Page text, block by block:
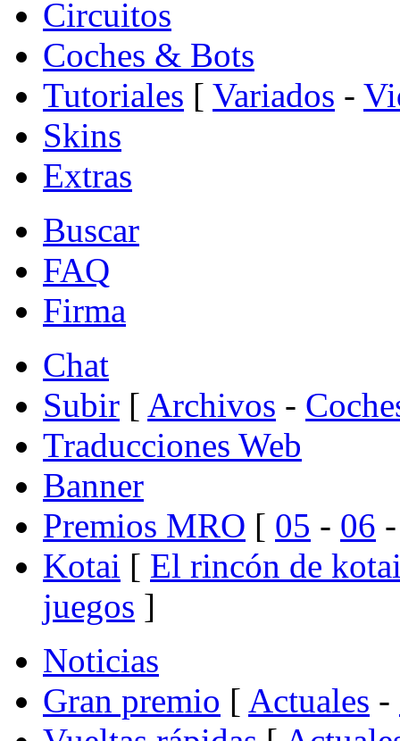
Circuitos
Coches & Bots
Tutoriales [ Variados -
Skins
Extras
Buscar
FAQ
Firma
Chat
Subir [ Archivos -
Traducciones Web
Banner
Premios MRO [ 05 - 06
Kotai [ El rincón de
juegos ]
Noticias
Gran premio [ Actuales -